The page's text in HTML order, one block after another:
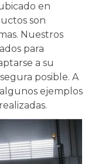
en
son
Nuestros
para
a su
posible. A
ejemplos